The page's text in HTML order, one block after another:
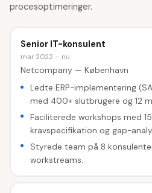
procesoptimeringer.
Senior IT-konsulent
mar 2022 – nu
Netcompany — København
Ledte ERP-implementering
med 400+ slutbrugere og 12
Faciliterede workshops med
kravspecifikation og gap-
Styrede team på 8
workstreams.